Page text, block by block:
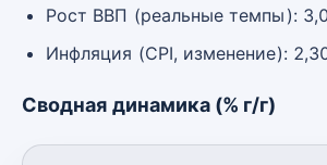
Рост ВВП (реальные темпы):
Инфляция (CPI, изменение):
Сводная динамика (% г/г)